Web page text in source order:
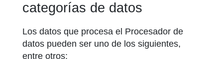
categorías de datos
Los datos que procesa el Procesador de
datos pueden ser uno de los siguientes,
entre otros: